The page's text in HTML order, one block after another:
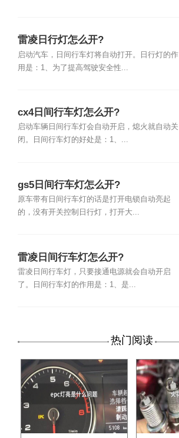
雷凌日行灯怎么开?
启动汽车，日间行车灯将自动打开。日行灯的作
用是：1、为了提高驾驶安全性...
cx4日间行车灯怎么开?
启动车辆日间行车灯会自动开启，熄火就自动关
闭。日间行车灯的好处是：1、...
gs5日间行车灯怎么开?
原车带有日间行车灯的话是打开电锁自动亮起
的，没有开关控制日行灯，打开大...
雷凌日间行车灯怎么开?
雷凌日间行车灯，只要接通电源就会自动开启
了。日间行车灯的作用是：1、是...
热门阅读